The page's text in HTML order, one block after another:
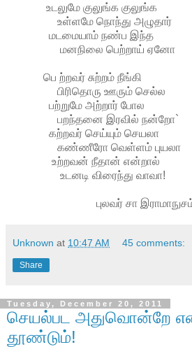
உடலுமே குலுங்க குலுங்க
உள்ளமே நொந்து அழுதார்
மடமையாம் நண்ப இந்த
மனநிலை பெற்றாய் ஏனோ
பெ ற்றவர் சுற்றம் நீங்கி
பிரிதொரு ஊரும் செல்ல
பற்றுமே அற்றார் போல
பறந்தனை இரவில் நன்றோ`
கற்றவர் செய்யும் செயலா
கண்ணீரோ வெள்ளம் புயலா
உற்றவன் நீதான் என்றால்
உடனடி விரைந்து வாவா!
புலவர் சா
Unknown at 10:47 AM 45 comments:
Share
Tuesday, December 20, 2011
செயல்பட அதுவொன்றே
தூண்டும்!